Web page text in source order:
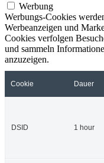
Werbung
Werbungs-Cookies
Werbeanzeigen und
Cookies verfolgen
und sammeln
anzuzeigen.
Cookie Dauer
DSID 1 hour